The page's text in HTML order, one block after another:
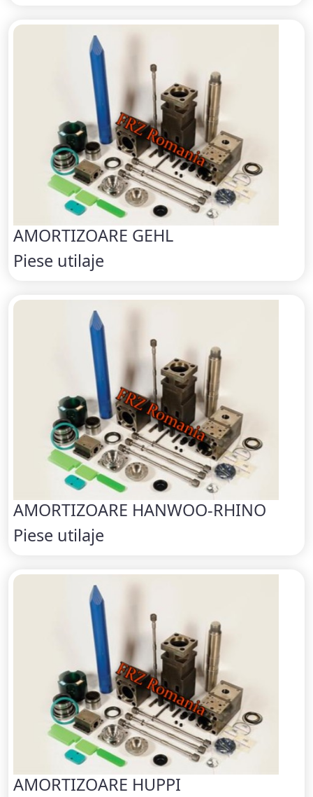
AMORTIZOARE GEHL
Piese utilaje
AMORTIZOARE HANWOO-RHINO
Piese utilaje
AMORTIZOARE HUPPI